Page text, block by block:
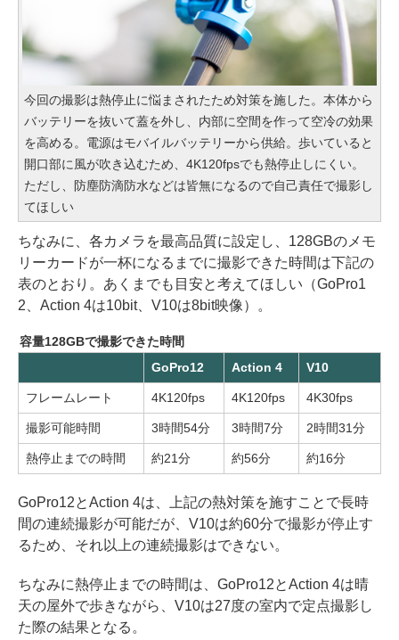
今回の撮影は熱停止に悩まされたため対策を施した。本体から
バッテリーを抜いて蓋を外し、内部に空間を作って空冷の効果
を高める。電源はモバイルバッテリーから供給。歩いていると
開口部に風が吹き込むため、4K120fpsでも熱停止しにくい。
ただし、防塵防滴防水などは皆無になるので自己責任で撮影し
てほしい
ちなみに、各カメラを最高品質に設定し、128GBのメモ
リーカードが一杯になるまでに撮影できた時間は下記の
表のとおり。あくまでも目安と考えてほしい（GoPro1
2、Action 4は10bit、V10は8bit映像）。
容量128GBで撮影できた時間
GoPro12
Action 4 V10
フレームレート 4K120fps 4K120fps 4K30fps
撮影可能時間 3時間54分 3時間7分 2時間31分
熱停止までの時間 約21分 約56分 約16分
GoPro12とAction 4は、上記の熱対策を施すことで長時
間の連続撮影が可能だが、V10は約60分で撮影が停止す
るため、それ以上の連続撮影はできない。
ちなみに熱停止までの時間は、GoPro12とAction 4は晴
天の屋外で歩きながら、V10は27度の室内で定点撮影し
た際の結果となる。